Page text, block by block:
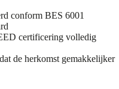
conform BES 6001
certificering volledig
de herkomst gemakkelijker